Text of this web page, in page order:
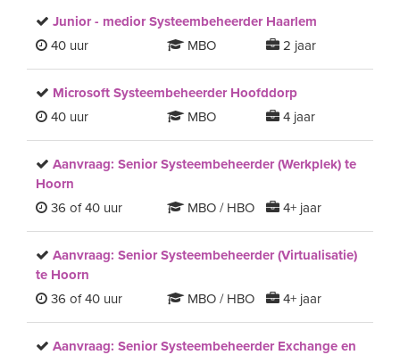
Junior - medior Systeembeheerder Haarlem
40 uur
MBO 2 jaar
Microsoft Systeembeheerder Hoofddorp
40 uur
MBO 4 jaar
Aanvraag: Senior Systeembeheerder (Werkplek) te
Hoorn
36 of 40 uur
MBO / HBO 4+ jaar
Aanvraag: Senior Systeembeheerder (Virtualisatie)
te Hoorn
36 of 40 uur
MBO / HBO 4+ jaar
Aanvraag: Senior Systeembeheerder Exchange en